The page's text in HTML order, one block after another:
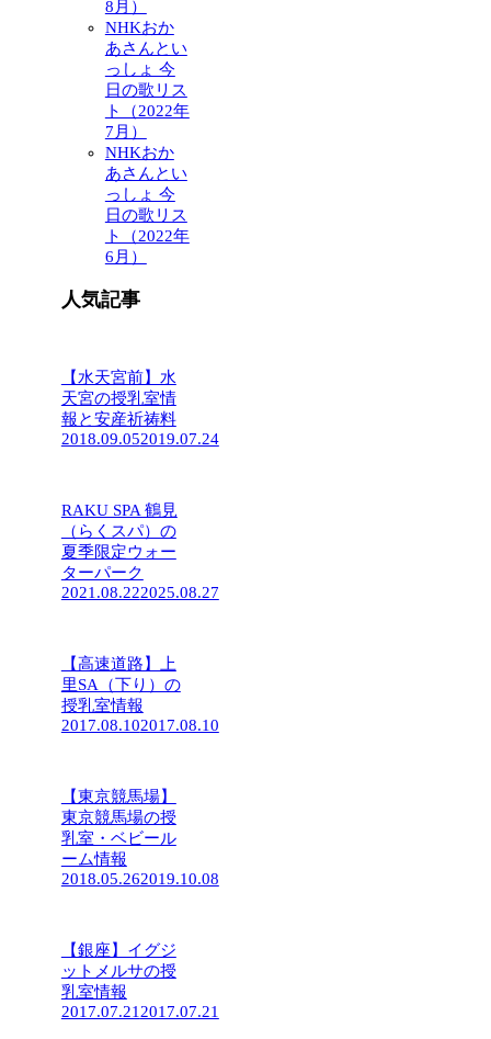
8月）
NHKおか
あさんとい
っしょ 今
日の歌リス
ト（2022年
7月）
NHKおか
あさんとい
っしょ 今
日の歌リス
ト（2022年
6月）
人気記事
【水天宮前】水
天宮の授乳室情
報と安産祈祷料
2018.09.052019.07.24
RAKU SPA 鶴見
（らくスパ）の
夏季限定ウォー
ターパーク
2021.08.222025.08.27
【高速道路】上
里SA（下り）の
授乳室情報
2017.08.102017.08.10
【東京競馬場】
東京競馬場の授
乳室・ベビール
ーム情報
2018.05.262019.10.08
【銀座】イグジ
ットメルサの授
乳室情報
2017.07.21 2017.07.21